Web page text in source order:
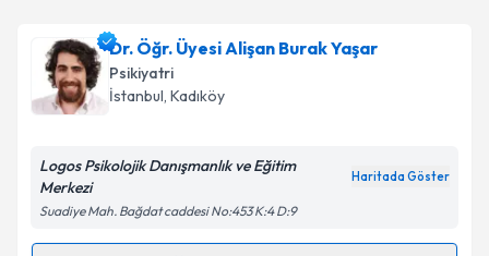
Uzm. Dr. Ataman Sivaslıiçin randevu takvimi talebi
oluşturun. Size bu uzmandan randevu almanız için bir
takvim hazırlandığında e-posta ile bilgilendireceğiz.
Kişisel verilerimin işlenmesine ilişkinAydınlatma
Dr. Öğr. Üyesi Alişan Burak Yaşar
Psikiyatri
İstanbul, Kadıköy
Logos Psikolojik Danışmanlık ve Eğitim
Merkezi
Haritada Göster
Suadiye Mah. Bağdat caddesi No:453 K:4 D:9